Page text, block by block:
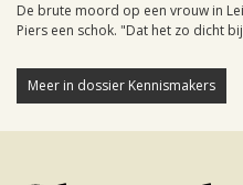
De brute moord op een vrouw in
Piers een schok. "Dat het zo dicht
Meer in dossier Kennismakers